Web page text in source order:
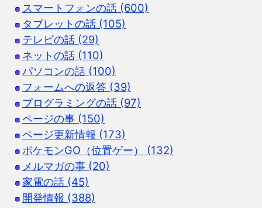
スマートフォンの話 (600)
タブレットの話 (105)
テレビの話 (29)
ネットの話 (110)
パソコンの話 (100)
フォームへの返答 (39)
プログラミングの話 (97)
ページの事 (150)
ページ更新情報 (173)
ポケモンGO（位置ゲー） (132)
メルマガの事 (20)
家電の話 (45)
開発情報 (388)